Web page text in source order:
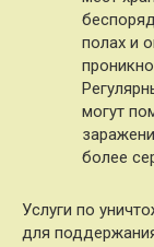
полах и
могут
более
Услуги по
для